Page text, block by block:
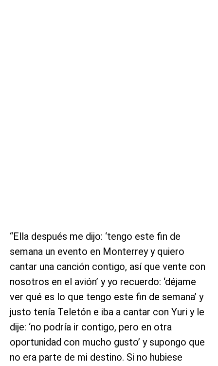
“Ella después me dijo: ‘tengo este fin de
semana un evento en Monterrey y quiero
cantar una canción contigo, así que vente con
nosotros en el avión’ y yo recuerdo: ‘déjame
ver qué es lo que tengo este fin de semana’ y
justo tenía Teletón e iba a cantar con Yuri y le
dije: ‘no podría ir contigo, pero en otra
oportunidad con mucho gusto’ y supongo que
no era parte de mi destino. Si no hubiese